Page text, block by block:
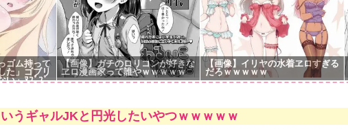
ゴム持って
た」ゴブリ
い」ﾇﾌﾟﾌﾟ
【画像】ガチのロリコンが好きな
ヱロ漫画家って誰やｗｗｗｗｗ
【画像】イリヤの水着ヱロすぎる
だろｗｗｗｗｗ
いうギャルJKと円光したいやつｗｗｗｗｗ